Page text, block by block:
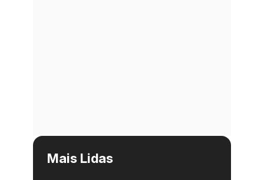
Mais Lidas